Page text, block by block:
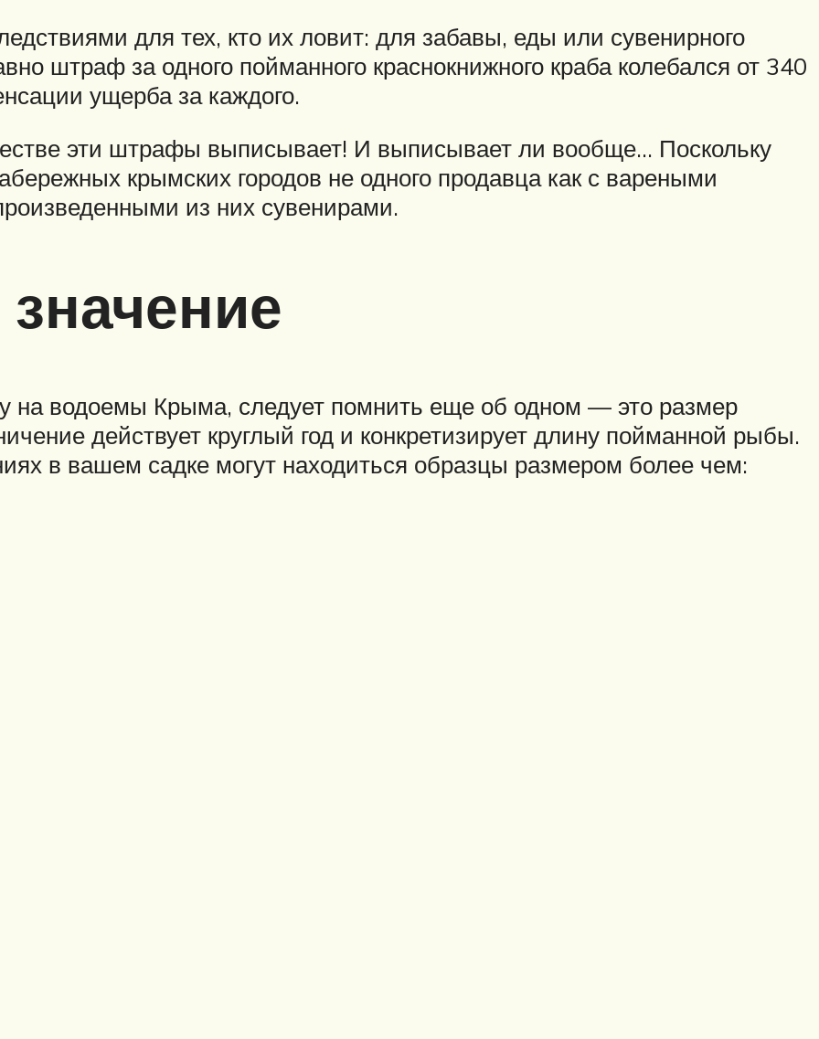
для тех, кто их ловит: для забавы, еды или сувенирного
штраф за одного пойманного краснокнижного краба колебался от 340
ущерба за каждого.
эти штрафы выписывает! И выписывает ли вообще… Поскольку
крымских городов не одного продавца как с вареными
из них сувенирами.
на водоемы Крыма, следует помнить еще об одном — это размер
действует круглый год и конкретизирует длину пойманной рыбы.
в вашем садке могут находиться образцы размером более чем: